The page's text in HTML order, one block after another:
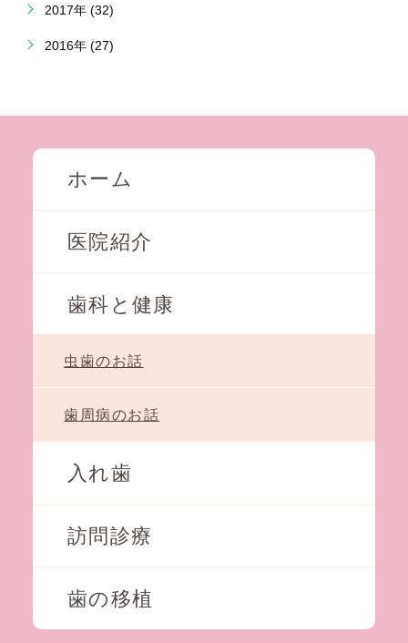
2017年 (32)
2016年 (27)
ホーム
医院紹介
歯科と健康
虫歯のお話
歯周病のお話
入れ歯
訪問診療
歯の移植